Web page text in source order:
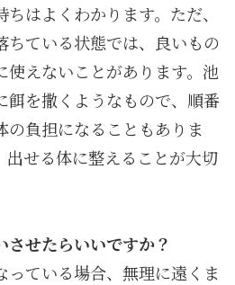
はよくわかります。ただ、
ちている状態では、良いもの
使えないことがあります。池
餌を撒くようなもので、順番
の負担になることもありま
出せる体に整えることが大切
させたらいいですか？
っている場合、無理に遠くま